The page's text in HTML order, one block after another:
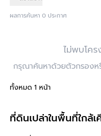
ผลการค้นหา 0 ประกาศ
ไม่พบโค
กรุณาค้นหาด้วยตัวกรอง
ทั้งหมด 1 หน้า
ที่ดินเปล่าในพื้นที่ใกล้